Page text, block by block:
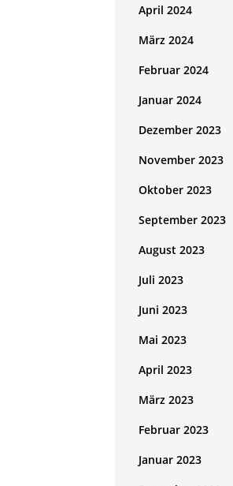
April 2024
März 2024
Februar 2024
Januar 2024
Dezember 2023
November 2023
Oktober 2023
September 2023
August 2023
Juli 2023
Juni 2023
Mai 2023
April 2023
März 2023
Februar 2023
Januar 2023